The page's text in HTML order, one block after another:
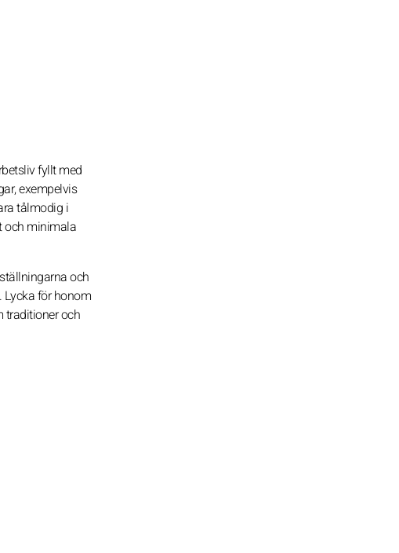
fyllt med
exempelvis
tålmodig i
och minimala
och
för honom
traditioner och